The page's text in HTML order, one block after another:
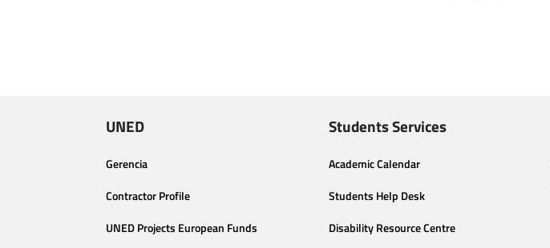
UNED
Gerencia
Contractor Profile
UNED Projects European Funds
Students Services
Academic Calendar
Students Help Desk
Disability Resource Centre